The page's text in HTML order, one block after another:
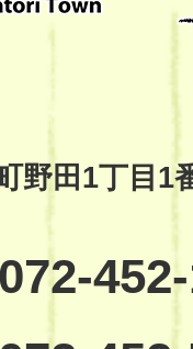
野田1丁目1
072-